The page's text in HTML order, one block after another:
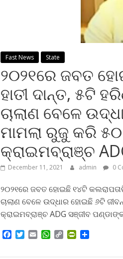
Fast News State
୨୦୨୧ରେ ଜବତ
ହାତୀ ଦାନ୍ତ, ୫ଟି
ଚାଲାଣ ବେଳେ
ମାମଲା ରୁଜୁ କରି
କ୍ରାଇମବ୍ରାଞ୍ଚ
December 11, 2021 admin 0
୨୦୨୧ରେ ଜବତ ହୋଇଛି ୧୪ଟି
ଚାଲାଣ ବେଳେ ଉଦ୍ଧାର ହୋଇଛି ୬ଟି
କ୍ରାଇମବ୍ରାଞ୍ଚ ADG ସଞ୍ଜୀବ
T
E
W
C
P